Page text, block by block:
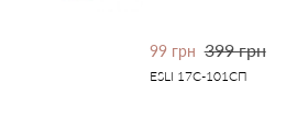
99 грн 399 грн
ESLI 17С-101СП